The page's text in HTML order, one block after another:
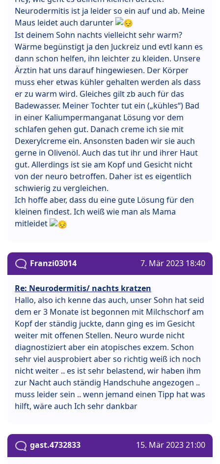
Neurodermitis ist ja leider so ein auf und ab. Meine
Maus leidet auch darunter
Ist deinem Sohn nachts vielleicht sehr warm?
Wärme begünstigt ja den Juckreiz und evtl kann es
dann schon helfen, ihn leichter zu kleiden. Unsere
Ärztin hat uns darauf hingewiesen. Der Körper
muss eher etwas kühler gehalten werden als dass
er zu warm wird. Gleiches gilt zb auch für das
Badewasser. Meiner Tochter tut ein („kühles“) Bad
in einer Kaliumpermanganat Lösung vor dem
schlafen gehen gut. Danach creme ich sie mit
Dexerylcreme ein. Ansonsten baden wir sie auch
gerne in Olivenöl. Auch das tut ihr und ihrer Haut
gut. Allerdings ist sie am Kopf und Gesicht nicht
von der neuro betroffen. Daher ist es eigentlich
schwierig zu vergleichen.
Ich hoffe aber, dass du eine gute Lösung für den
kleinen findest. Ich weiß wie man als Mama
mitleidet
Franzi03014 7. Mär 2023 18:40
Re: Neurodermitis/ nachts kratzen
Hallo, also ich kenne das auch, unser Sohn hat seid
dem er 3 Monate ist begonnen mit Milchschorf am
Kopf der ständig juckte, dann ging es im Gesicht
weiter mit offenen Stellen. Neuro wurde nicht
diagnostiziert aber ein atopisches exzem. Schon
sehr viel ausprobiert aber so richtig weiß ich noch
nicht weiter .. es ist sehr belastend, wir haben ihm
zur Nacht auch ständig Handschuhe angezogen ..
muss leider sein .. wenn jemand einen Tipp hat was
hilft, wäre auch Ich sehr dankbar
gast.4732833 15. Mär 2023 21:00